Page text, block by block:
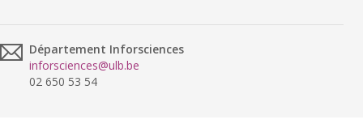
Département Inforsciences
inforsciences@ulb.be
02 650 53 54